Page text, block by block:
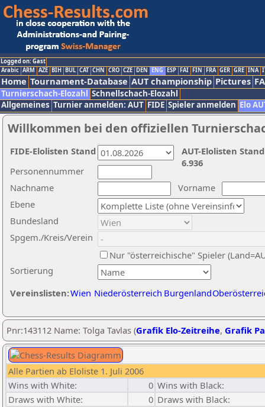
Logged on: Gast
Arabic ARM AZE BIH BUL CAT CHN CRO CZE DEN ENG ESP FAI FIN FRA GER GRE INA
Home Tournament-Database AUT championship Pictures
Turnierschach-Elozahl Schnellschach-Elozahl
Allgemeines Turnier anmelden: AUT FIDE Spieler anmelden Elo
Willkommen bei den offiziellen
Nachname
Vorname
Ebene
Sortierung
Personennummer
Bundesland
Spgem./Kreis/Verein
Nur "österreichische" Spieler
Vereinslisten:Wien Niederösterreich Burgenland
AUT-Elolisten
6.936
FIDE-Elolisten Stand
Pnr:143112 Name: Tolga Tavlas (Grafik Elo-Zeitreihe, Grafik
Alle Partien ab Eloliste 1. Juli 2006
Wins with White:
0 Wins with Black:
Draws with White:
0 Draws with Black: